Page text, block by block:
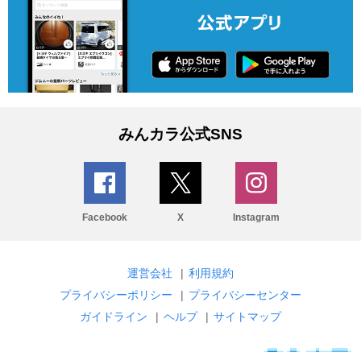
みんカラ公式SNS
Facebook X Instagram
運営会社 | 利用規約
プライバシーポリシー
| プライバシーセンター
ガイドライン
| ヘルプ | サイトマップ